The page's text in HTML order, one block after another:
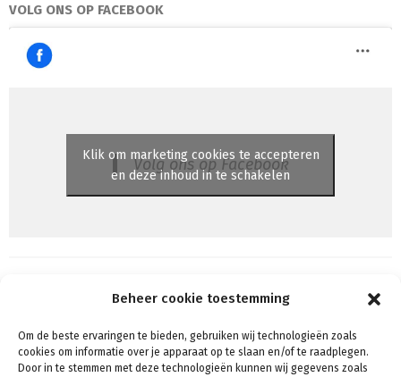
Beheer cookie toestemming
Om de beste ervaringen te bieden, gebruiken wij technologieën zoals
cookies om informatie over je apparaat op te slaan en/of te raadplegen.
Door in te stemmen met deze technologieën kunnen wij gegevens zoals
VOLG ONS OP FACEBOOK
Volg ons op Facebook
Klik om marketing cookies te accepteren
en deze inhoud in te schakelen
Algemene voorwaarden
Voorwaarden & condities